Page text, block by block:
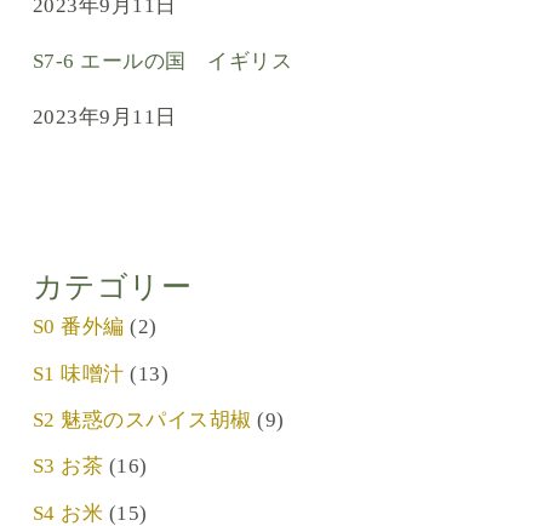
2023年9月11日
S7-6 エールの国 イギリス
2023年9月11日
カテゴリー
S0 番外編 (2)
S1 味噌汁 (13)
S2 魅惑のスパイス胡椒 (9)
S3 お茶 (16)
S4 お米 (15)